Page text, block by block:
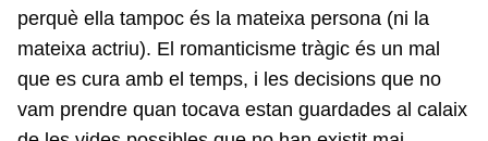
perquè ella tampoc és la mateixa persona (ni la
mateixa actriu). El romanticisme tràgic és un mal
que es cura amb el temps, i les decisions que no
vam prendre quan tocava estan guardades al calaix